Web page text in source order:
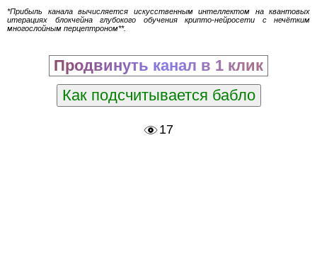
*Прибыль канала вычисляется искусственным интеллектом на квантовых
итерациях блокчейна глубокого обучения крипто-нейросети с нечётким
многослойным перцептроном**.
Продвинуть канал в 1 клик
Как подсчитывается бабло
17